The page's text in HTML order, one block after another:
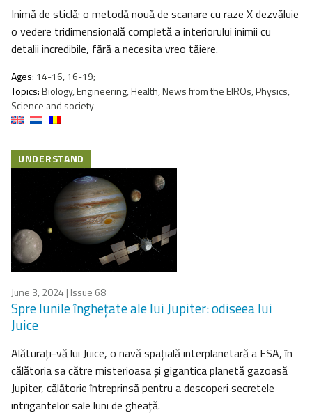
Inimă de sticlă: o metodă nouă de scanare cu raze X dezvăluie
o vedere tridimensională completă a interiorului inimii cu
detalii incredibile, fără a necesita vreo tăiere.
Ages: 14-16, 16-19;
Topics:Biology, Engineering, Health, News from the EIROs, Physics,
Science and society
UNDERSTAND
June 3, 2024 | Issue 68
Spre lunile înghețate ale lui Jupiter: odiseea lui
Juice
Alăturați-vă lui Juice, o navă spațială interplanetară a ESA, în
călătoria sa către misterioasa și gigantica planetă gazoasă
Jupiter, călătorie întreprinsă pentru a descoperi secretele
intrigantelor sale luni de gheață.